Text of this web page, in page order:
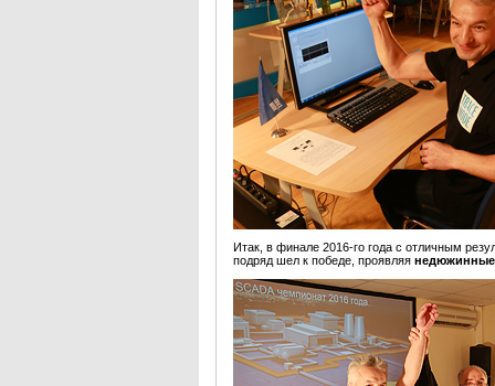
Итак, в финале 2016-го года с отличным
подряд шел к победе, проявляя недюжинные